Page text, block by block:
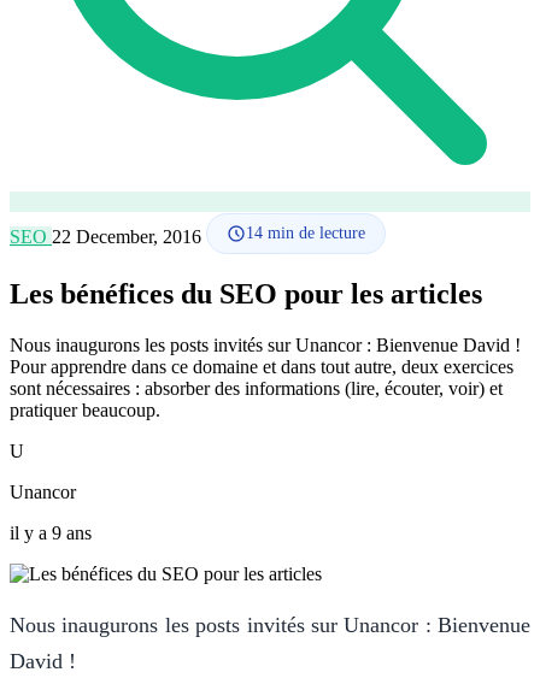
SEO 22 December, 2016 14 min de lecture
Les bénéfices du SEO pour les articles
Nous inaugurons les posts invités sur Unancor : Bienvenue David !
Pour apprendre dans ce domaine et dans tout autre, deux exercices
sont nécessaires : absorber des informations (lire, écouter, voir) et
pratiquer beaucoup.
U
Unancor
il y a 9 ans
Nous inaugurons les posts invités sur Unancor : Bienvenue
David !